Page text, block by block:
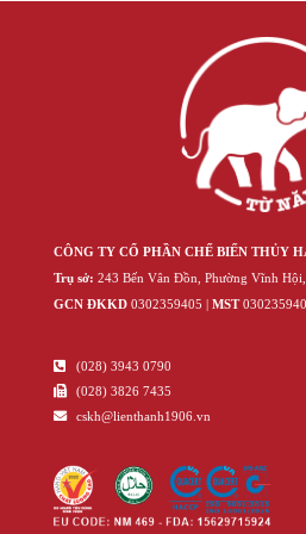
CÔNG TY CỔ PHẦN CHẾ BIẾN THỦY
Trụ sở: 243 Bến Vân Đồn, Phường Vĩnh
GCN ĐKKD ‍030‍2359405 | MST
(028) 3943 0790
(028) 3826 7435
cskh@lienthanh1906.vn